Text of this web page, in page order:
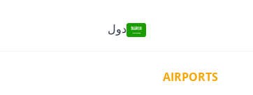
دول
AIRPORTS